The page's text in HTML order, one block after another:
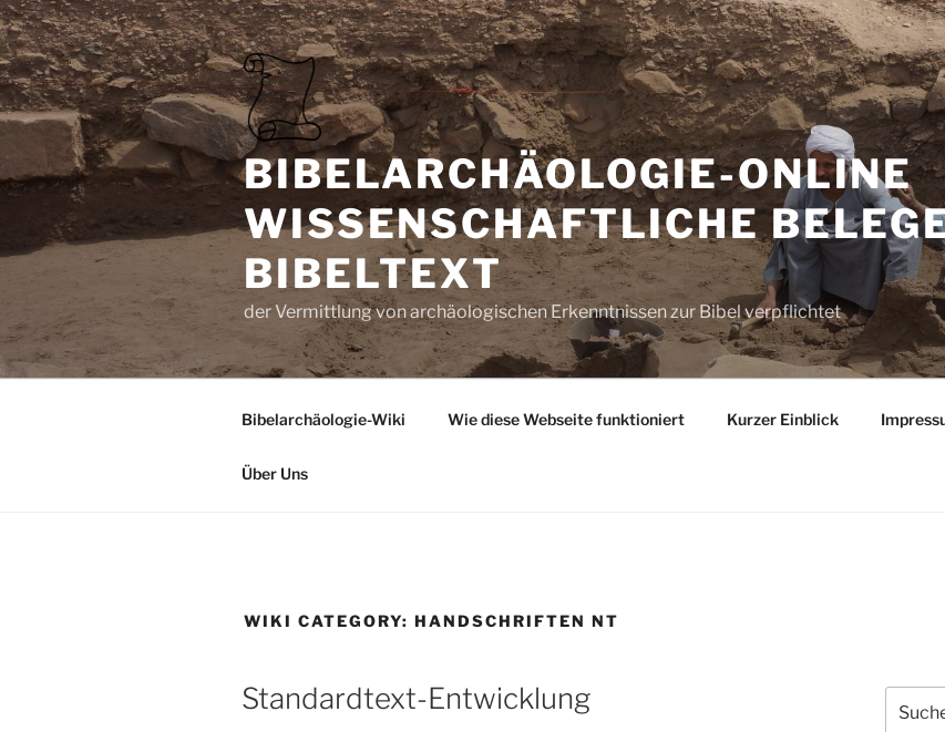
Zum
Inhalt
springen
BIBELARCHÄOLOGIE-ONLINE
WISSENSCHAFTLICHE
BIBELTEXT
der Vermittlung von archäologischen Erkenntnissen zur Bibel verpflichtet
Bibelarchäologie-Wiki Wie diese Webseite funktioniert Kurzer Einblick
Über Uns
WIKI CATEGORY:HANDSCHRIFTEN NT
Standardtext-Entwicklung
nach: